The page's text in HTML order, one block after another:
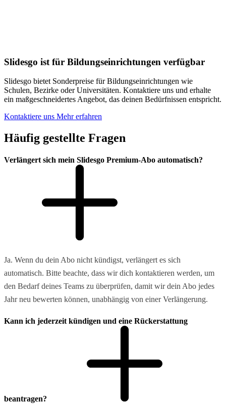
Slidesgo ist für Bildungseinrichtungen verfügbar
Slidesgo bietet Sonderpreise für Bildungseinrichtungen wie
Schulen, Bezirke oder Universitäten. Kontaktiere uns und erhalte
ein maßgeschneidertes Angebot, das deinen Bedürfnissen entspricht.
Kontaktiere uns Mehr erfahren
Häufig gestellte Fragen
Verlängert sich mein Slidesgo Premium-Abo automatisch?
Ja. Wenn du dein Abo nicht kündigst, verlängert es sich
automatisch. Bitte beachte, dass wir dich kontaktieren werden, um
den Bedarf deines Teams zu überprüfen, damit wir dein Abo jedes
Jahr neu bewerten können, unabhängig von einer Verlängerung.
Kann ich jederzeit kündigen und eine Rückerstattung
beantragen?